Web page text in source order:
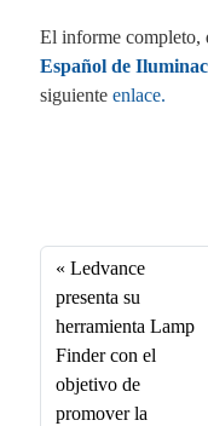
El informe completo,
Español de
siguiente enlace.
bo
ok
Ledvance
presenta su
herramienta Lamp
Finder con el
objetivo de
promover la